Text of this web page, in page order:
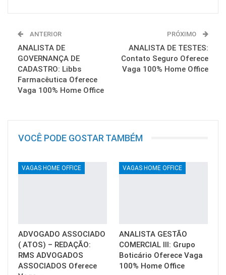
ANTERIOR
ANALISTA DE
GOVERNANÇA DE
CADASTRO: Libbs
Farmacêutica Oferece
Vaga 100% Home Office
PRÓXIMO
ANALISTA DE TESTES:
Contato Seguro Oferece
Vaga 100% Home Office
VOCÊ PODE GOSTAR TAMBÉM
VAGAS HOME OFFICE
ADVOGADO ASSOCIADO
( ATOS) – REDAÇÃO:
RMS ADVOGADOS
ASSOCIADOS Oferece
VAGAS HOME OFFICE
ANALISTA GESTÃO
COMERCIAL III: Grupo
Boticário Oferece Vaga
100% Home Office